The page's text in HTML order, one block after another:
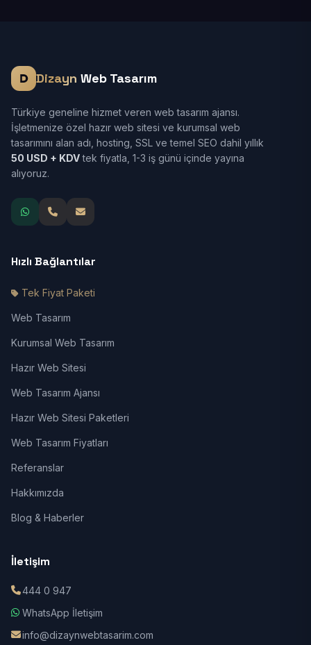
Dizayn Web Tasarım
Türkiye geneline hizmet veren web tasarım ajansı.
İşletmenize özel hazır web sitesi ve kurumsal web
tasarımını alan adı, hosting, SSL ve temel SEO dahil yıllık
50 USD + KDVtek fiyatla, 1-3 iş günü içinde yayına
alıyoruz.
Hızlı Bağlantılar
Tek Fiyat Paketi
Web Tasarım
Kurumsal Web Tasarım
Hazır Web Sitesi
Web Tasarım Ajansı
Hazır Web Sitesi Paketleri
Web Tasarım Fiyatları
Referanslar
Hakkımızda
Blog & Haberler
İletişim
444 0 947
WhatsApp İletişim
info@dizaynwebtasarim.com